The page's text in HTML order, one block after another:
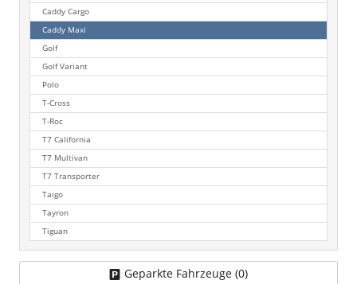
Caddy Cargo
Caddy Maxi
Golf
Golf Variant
Polo
T-Cross
T-Roc
T7 California
T7 Multivan
T7 Transporter
Taigo
Tayron
Tiguan
Geparkte Fahrzeuge (0)